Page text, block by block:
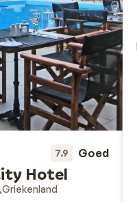
7.9 Goed
Hotel
Griekenland